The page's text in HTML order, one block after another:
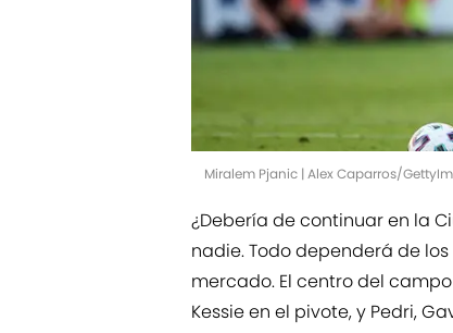
Miralem Pjanic | Alex Caparros/
¿Debería de continuar en la
nadie. Todo dependerá de
mercado. El centro del
Kessie en el pivote, y Pedri,